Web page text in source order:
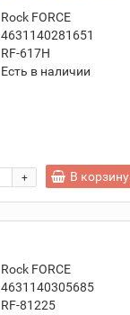
Rock FORCE
4631140281651
RF-617H
Есть в наличии
+ В корзину
Rock FORCE
4631140305685
RF-81225